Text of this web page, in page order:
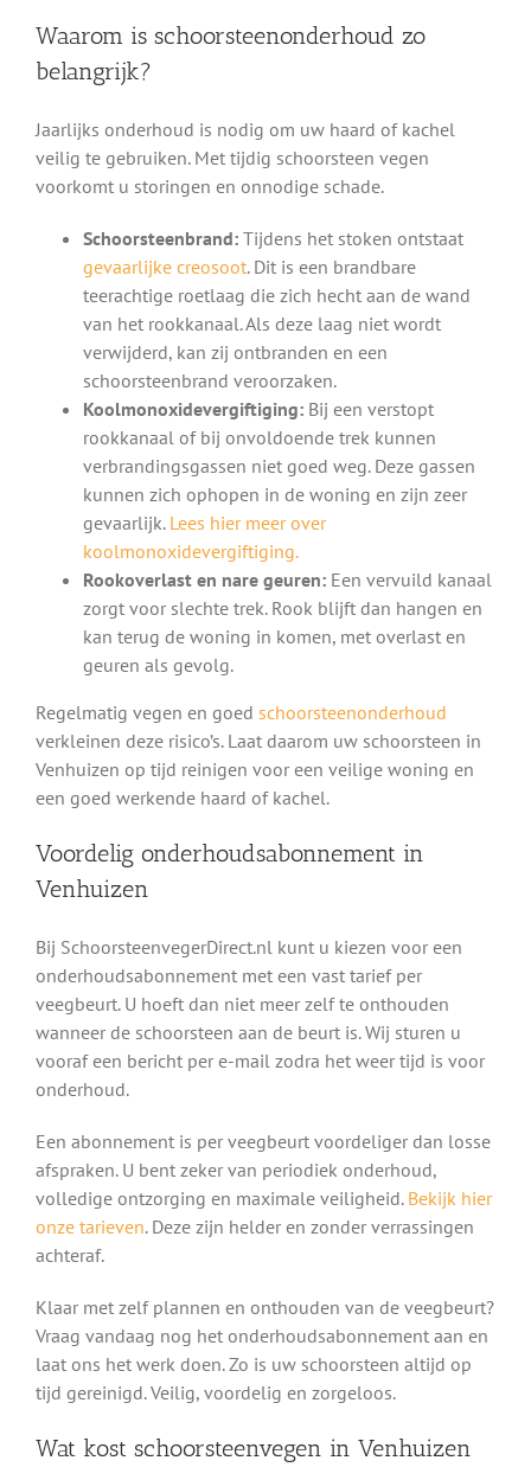
Waarom is schoorsteenonderhoud zo
belangrijk?
Jaarlijks onderhoud is nodig om uw haard of kachel
veilig te gebruiken. Met tijdig schoorsteen vegen
voorkomt u storingen en onnodige schade.
Schoorsteenbrand:Tijdens het stoken ontstaat
gevaarlijke creosoot. Dit is een brandbare
teerachtige roetlaag die zich hecht aan de wand
van het rookkanaal. Als deze laag niet wordt
verwijderd, kan zij ontbranden en een
schoorsteenbrand veroorzaken.
Koolmonoxidevergiftiging:Bij een verstopt
rookkanaal of bij onvoldoende trek kunnen
verbrandingsgassen niet goed weg. Deze gassen
kunnen zich ophopen in de woning en zijn zeer
gevaarlijk. Lees hier meer over
koolmonoxidevergiftiging.
Rookoverlast en nare geuren:Een vervuild kanaal
zorgt voor slechte trek. Rook blijft dan hangen en
kan terug de woning in komen, met overlast en
geuren als gevolg.
Regelmatig vegen en goed schoorsteenonderhoud
verkleinen deze risico’s. Laat daarom uw schoorsteen in
Venhuizen op tijd reinigen voor een veilige woning en
een goed werkende haard of kachel.
Voordelig onderhoudsabonnement in
Venhuizen
Bij SchoorsteenvegerDirect.nl kunt u kiezen voor een
onderhoudsabonnement met een vast tarief per
veegbeurt. U hoeft dan niet meer zelf te onthouden
wanneer de schoorsteen aan de beurt is. Wij sturen u
vooraf een bericht per e-mail zodra het weer tijd is voor
onderhoud.
Een abonnement is per veegbeurt voordeliger dan losse
afspraken. U bent zeker van periodiek onderhoud,
volledige ontzorging en maximale veiligheid. Bekijk hier
onze tarieven. Deze zijn helder en zonder verrassingen
achteraf.
Klaar met zelf plannen en onthouden van de veegbeurt?
Vraag vandaag nog het onderhoudsabonnement aan en
laat ons het werk doen. Zo is uw schoorsteen altijd op
tijd gereinigd. Veilig, voordelig en zorgeloos.
Wat kost schoorsteenvegen in Venhuizen